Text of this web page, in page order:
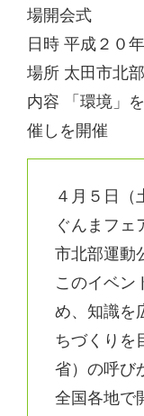
場開会式
日時 平成２０
場所 太田市北
内容 「環境」
催しを開催
４月５日（
ぐんまフェ
市北部運動
このイベン
め、知識を
ちづくりを
省）の呼び
全国各地で